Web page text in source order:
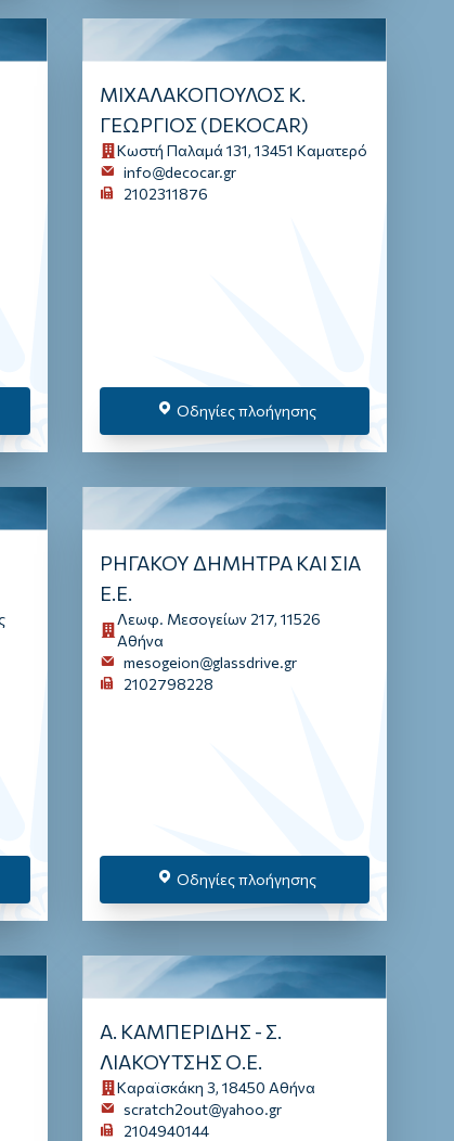
ΜΙΧΑΛΑΚΟΠΟΥΛΟΣ Κ.
ΓΕΩΡΓΙΟΣ (DEKOCAR)
Κωστή Παλαμά 131, 13451 Καματερό
info@decocar.gr
2102311876
Οδηγίες πλοήγησης
ΡΗΓΑΚΟΥ ΔΗΜΗΤΡΑ ΚΑΙ ΣΙΑ
Ε.Ε.
Λεωφ. Μεσογείων 217, 11526
Αθήνα
mesogeion@glassdrive.gr
2102798228
Οδηγίες πλοήγησης
Α. ΚΑΜΠΕΡΙΔΗΣ - Σ.
ΛΙΑΚΟΥΤΣΗΣ Ο.Ε.
Καραϊσκάκη 3, 18450 Αθήνα
scratch2out@yahoo.gr
2104940144